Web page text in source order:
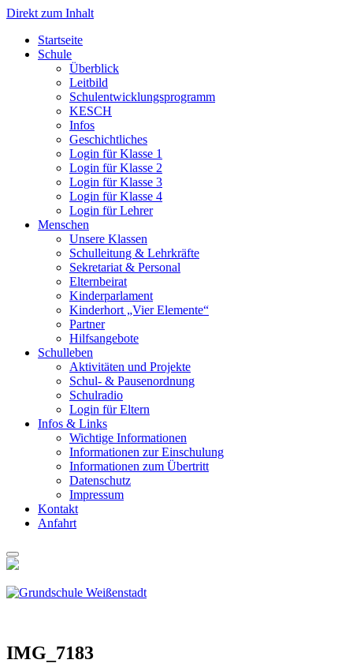
Direkt zum Inhalt
Start­sei­te
Schu­le
Über­blick
Leit­bild
Schul­ent­wick­lungs­pro­gramm
KESCH
Infos
Geschicht­li­ches
Log­in für Klas­se 1
Log­in für Klas­se 2
Log­in für Klas­se 3
Log­in für Klas­se 4
Log­in für Leh­rer
Men­schen
Unse­re Klas­sen
Schul­lei­tung & Lehr­kräf­te
Sekre­ta­ri­at & Per­so­nal
Eltern­bei­rat
Kin­der­par­la­ment
Kin­der­hort „Vier Ele­men­te“
Part­ner
Hilfs­an­ge­bo­te
Schul­le­ben
Akti­vi­tä­ten und Pro­jek­te
Schul- & Pau­sen­ord­nung
Schul­ra­dio
Log­in für Eltern
Infos & Links
Wich­ti­ge Infor­ma­tio­nen
Infor­ma­tio­nen zur Ein­schu­lung
Infor­ma­tio­nen zum Über­tritt
Daten­schutz
Impres­sum
Kon­takt
Anfahrt
IMG_7183